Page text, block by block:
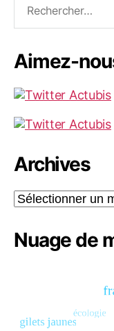
Aimez-
Archives
Archives
Nuage de